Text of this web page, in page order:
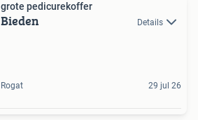
grote pedicurekoffer
Bieden Details
Rogat 29 jul 26